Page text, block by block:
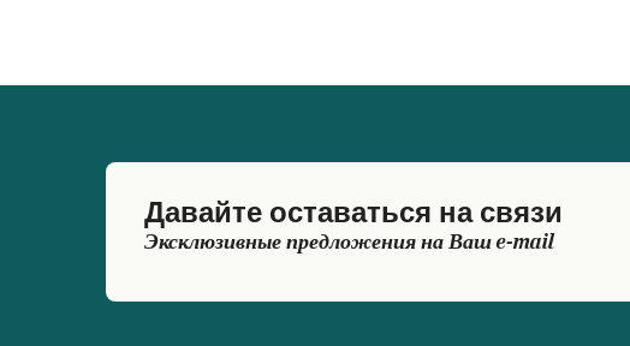
Давайте оставаться на связи
Эксклюзивные предложения на Ваш e-mail